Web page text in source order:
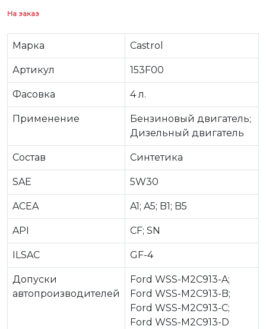
На заказ
Марка Castrol
Артикул 153F00
Фасовка 4 л.
Применение
Бензиновый двигатель;
Дизельный двигатель
Состав Синтетика
SAE 5W30
ACEA A1; A5; B1; B5
API CF; SN
ILSAC GF-4
Допуски
автопроизводителей
Ford WSS-M2C913-A;
Ford WSS-M2C913-B;
Ford WSS-M2C913-C;
Ford WSS-M2C913-D